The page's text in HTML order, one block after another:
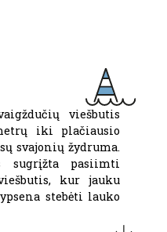
viešbutis
iki plačiausio
svajonių žydruma.
sugrįžta pasiimti
kur jauku
stebėti lauko